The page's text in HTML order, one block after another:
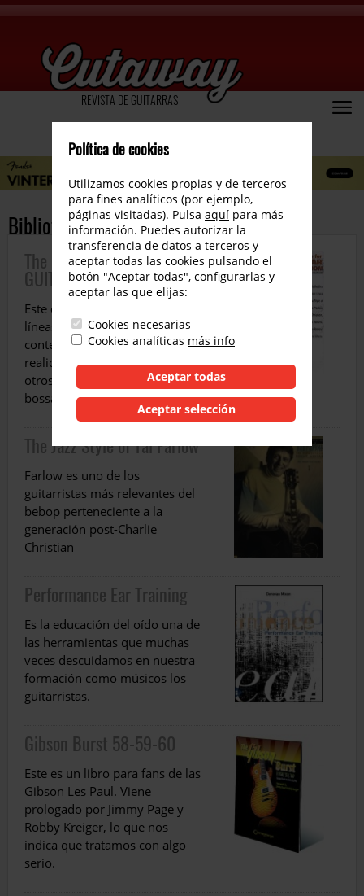
REVISTA DE GUITARRAS
Biblioteca Musical
The Motivic Basics for JAZZ
GUITAR IMPROVISATION
Este es un método para crear
líneas melódicas en un
contexto jazzero, aunque en
realidad se puede aplicar a
otros estilos como el blues o la
bossa por ejemplo
The Jazz Style of Tal Farlow
Farlow es uno de los
guitarristas más relevantes del
bebop perteneciente a la
generación post-Charlie
Christian
Performance Ear Training
Es la educación del oído una de
las herramientas que muchas
veces descuidamos en nuestra
formación como músicos los
guitarristas.
Gibson Burst 58-59-60
Este es un libro para fans de las
Gibson Les Paul. Viene
prologado por Jimmy Page y
Ro­bby Kreiger, lo que nos
indica que tratamos con algo
serio.
Política de cookies
Utilizamos cookies propias y de terceros
para fines analíticos (por ejemplo,
páginas visitadas). Pulsa aquí para más
información. Puedes autorizar la
transferencia de datos a terceros y
aceptar todas las cookies pulsando el
botón "Aceptar todas", configurarlas y
aceptar las que elijas:
Cookies necesarias
Cookies analíticas más info
Aceptar todas
Aceptar selección